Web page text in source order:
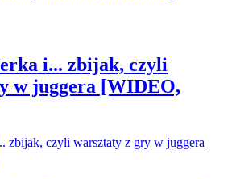
i... zbijak, czyli
w juggera [WIDEO,